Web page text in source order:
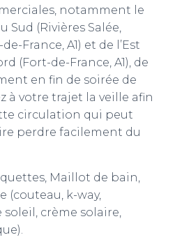
notamment le
Sud (Rivières Salée,
France, A1) et de l’Est
(Fort-de-France, A1), de
en fin de soirée de
à votre trajet la veille afin
circulation qui peut
perdre facilement du
Maillot de bain,
(couteau, k-way,
crème solaire,